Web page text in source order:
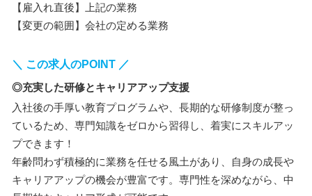
【雇入れ直後】上記の業務
【変更の範囲】会社の定める業務
＼ この求人のPOINT ／
◎充実した研修とキャリアアップ支援
入社後の手厚い教育プログラムや、長期的な研修制度が整っ
ているため、専門知識をゼロから習得し、着実にスキルアッ
プできます！
年齢問わず積極的に業務を任せる風土があり、自身の成長や
キャリアアップの機会が豊富です。専門性を深めながら、中